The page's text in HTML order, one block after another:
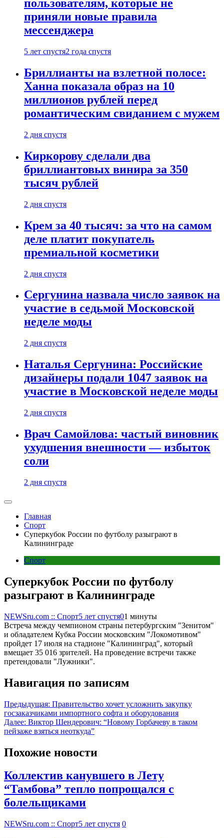
пользователям, которые не
приняли новые правила
мессенджера
5 лет спустя2 года спустя
Бриллианты на взлетной полосе:
Ханна показала образ на 10
миллионов рублей перед
романтическим свиданием с мужем
2 дня спустя
Киркорову сделали два
бриллиантовых винира за 350
тысяч рублей
2 дня спустя
Крем за 40 тысяч: за что на самом
деле платит покупатель
премиальной косметики
2 дня спустя
Сергунина назвала число заявок на
участие в седьмой Московской
неделе моды
2 дня спустя
Наталья Сергунина: Российские
дизайнеры подали 1047 заявок на
участие в Московской неделе моды
2 дня спустя
Врач Самойлова: частый виновник
ухудшения внешности — избыток
соли
2 дня спустя
Главная
Спорт
Суперкубок России по футболу разыграют в
Калининграде
Спорт
Суперкубок России по футболу
разыграют в Калининграде
NEWSru.com :: Спорт5 лет спустя01 минуты
Встреча между чемпионом страны петербургским "Зенитом"
и обладателем Кубка России московским "Локомотивом"
пройдет 17 июля на стадионе "Калининград", который
вмещает 35 016 зрителей. На проведение встречи также
претендовали "Лужники".
Навигация по записям
Предыдущая: Правительство хочет усложнить закупку
госзаказчиками импортного софта и оборудования
Далее: Виктор Шендерович: “Новому Горбачеву в таком
пейзаже взяться неоткуда”
Похожие новости
Коллектив канувшего в Лету
“Тамбова” тепло попрощался с
болельщиками
NEWSru.com :: Спорт5 лет спустя 0